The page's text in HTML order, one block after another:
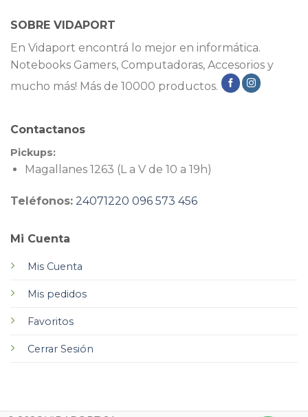
SOBRE VIDAPORT
En Vidaport encontrá lo mejor en informática.
Notebooks Gamers, Computadoras, Accesorios y
mucho más! Más de 10000 productos.
Mi Cuenta
Mis Cuenta
Mis pedidos
Favoritos
Cerrar Sesión
Contactanos
Pickups:
Magallanes 1263 (L a V de 10 a 19h)
Teléfonos: 24071220 096 573 456